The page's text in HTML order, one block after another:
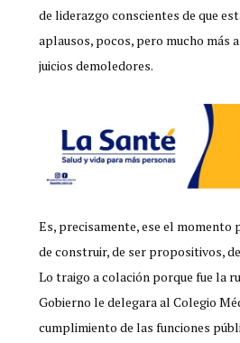
de liderazgo conscientes de que
aplausos, pocos, pero mucho más
juicios demoledores.
Es, precisamente, ese el
de construir, de ser propositivos,
Lo traigo a colación porque fue la
Gobierno le delegara al Colegio
cumplimiento de las funciones